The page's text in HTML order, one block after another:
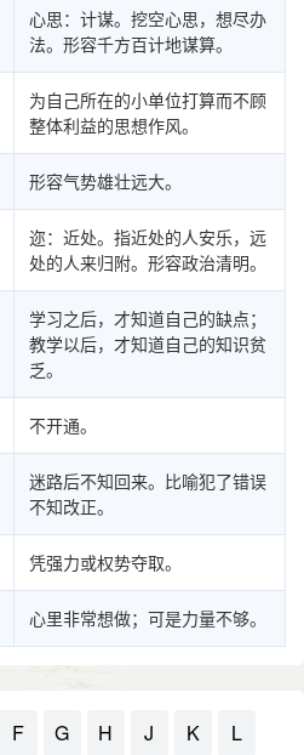
心思：计谋。挖空心思，想尽办
法。形容千方百计地谋算。
为自己所在的小单位打算而不顾
整体利益的思想作风。
形容气势雄壮远大。
迩：近处。指近处的人安乐，远
处的人来归附。形容政治清明。
学习之后，才知道自己的缺点；
教学以后，才知道自己的知识贫
乏。
不开通。
迷路后不知回来。比喻犯了错误
不知改正。
凭强力或权势夺取。
心里非常想做；可是力量不够。
F G H J K L